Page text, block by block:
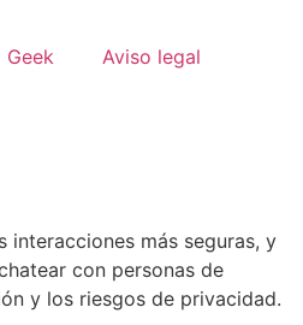
Geek Aviso legal
interacciones más seguras, y
con personas de
y los riesgos de privacidad.